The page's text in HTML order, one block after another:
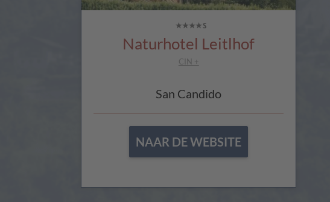
Naturhotel Leitlhof
CIN +
San Candido
NAAR DE WEBSITE